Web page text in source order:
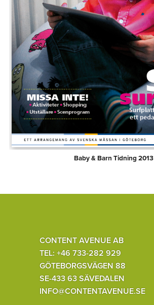
Baby & Barn Tidning 2013
CONTENT AVENUE AB
TEL: +46 733-282 929
GÖTEBORGSVÄGEN 88
SE-433 63 SÄVEDALEN
INFO@CONTENTAVENUE.SE